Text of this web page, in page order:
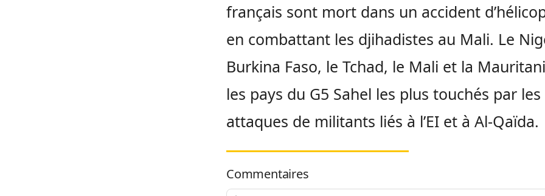
français sont mort dans un accident
en combattant les djihadistes au Mali. Le
Burkina Faso, le Tchad, le Mali et la
les pays du G5 Sahel les plus touchés par les
attaques de militants liés à l’EI et à Al-Qaïda.
Commentaires